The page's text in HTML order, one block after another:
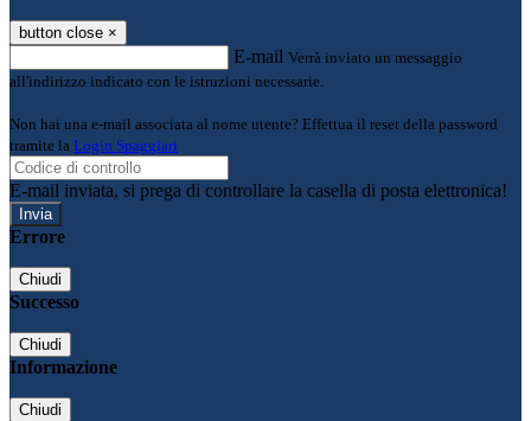
button close ×
E-mail Verrà inviato un messaggio
all'indirizzo indicato con le istruzioni necessarie.
Non hai una e-mail associata al nome utente? Effettua il reset della password
tramite la Login Spaggiari
E-mail inviata, si prega di controllare la casella di posta elettronica!
Errore
Chiudi
Successo
Chiudi
Informazione
Chiudi